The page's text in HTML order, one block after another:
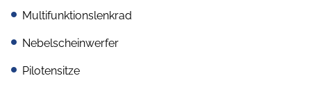
Multifunktionslenkrad
Nebelscheinwerfer
Pilotensitze